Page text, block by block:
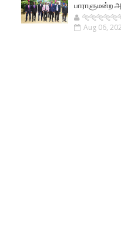
பாராளுமன்ற
Aug 06,